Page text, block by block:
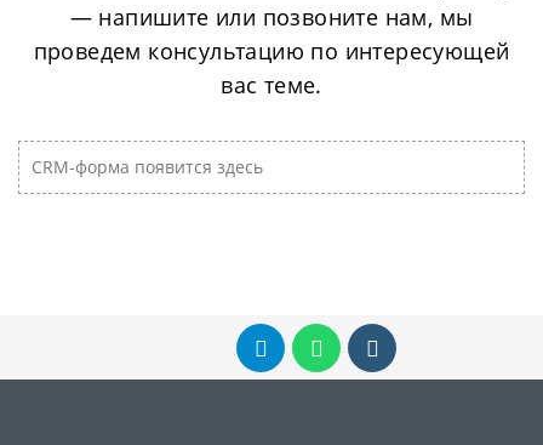
— напишите или позвоните нам, мы
проведем консультацию по интересующей
вас теме.
CRM-форма появится здесь